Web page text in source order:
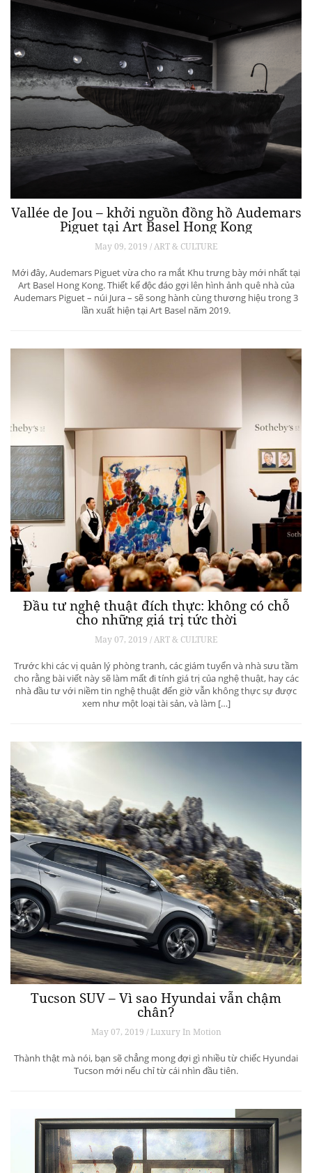
Vallée de Jou – khởi nguồn đồng hồ Audemars
Piguet tại Art Basel Hong Kong
May 09, 2019 / ART & CULTURE
Mới đây, Audemars Piguet vừa cho ra mắt Khu trưng bày mới nhất tại
Art Basel Hong Kong. Thiết kế độc đáo gợi lên hình ảnh quê nhà của
Audemars Piguet – núi Jura – sẽ song hành cùng thương hiệu trong 3
lần xuất hiện tại Art Basel năm 2019.
Đầu tư nghệ thuật đích thực: không có chỗ
cho những giá trị tức thời
May 07, 2019 / ART & CULTURE
Trước khi các vị quản lý phòng tranh, các giám tuyển và nhà sưu tầm
cho rằng bài viết này sẽ làm mất đi tính giá trị của nghệ thuật, hay các
nhà đầu tư với niềm tin nghệ thuật đến giờ vẫn không thực sự được
xem như một loại tài sản, và làm […]
Tucson SUV – Vì sao Hyundai vẫn chậm
chân?
May 07, 2019 / Luxury In Motion
Thành thật mà nói, bạn sẽ chẳng mong đợi gì nhiều từ chiếc Hyundai
Tucson mới nếu chỉ từ cái nhìn đầu tiên.